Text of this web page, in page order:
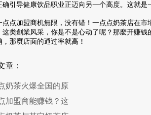
确引导健康饮品职业正迈向另一个高度。这就是
加盟商机無限，没有错！一点点奶茶店在市
这类創業风采，你是不是心动了呢？那麼开赚
，那麼店面的通过率就高！
章：
奶茶火爆全国的原
加盟商能赚钱？这